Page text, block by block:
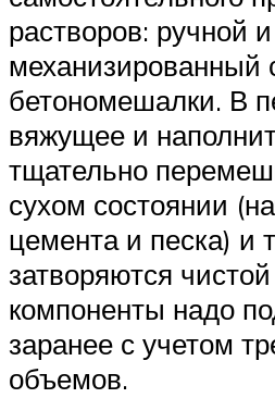
растворов: ручной и
бетономешалки. В
вяжущее и
тщательно
сухом состоянии
цемента и песка) и
затворяются
компоненты надо
заранее с учетом
объемов.